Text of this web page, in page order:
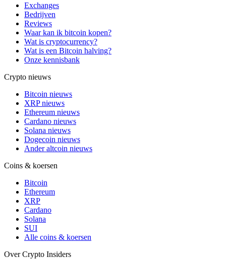
Exchanges
Bedrijven
Reviews
Waar kan ik bitcoin kopen?
Wat is cryptocurrency?
Wat is een Bitcoin halving?
Onze kennisbank
Crypto nieuws
Bitcoin nieuws
XRP nieuws
Ethereum nieuws
Cardano nieuws
Solana nieuws
Dogecoin nieuws
Ander altcoin nieuws
Coins & koersen
Bitcoin
Ethereum
XRP
Cardano
Solana
SUI
Alle coins & koersen
Over Crypto Insiders